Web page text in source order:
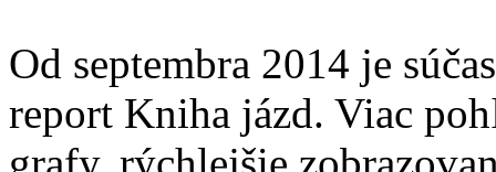
Od septembra 2014 je
report Kniha jázd. Viac